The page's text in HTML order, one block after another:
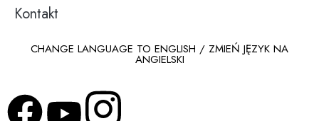
Kontakt
CHANGE LANGUAGE TO ENGLISH / ZMIEŃ JĘZYK NA
ANGIELSKI